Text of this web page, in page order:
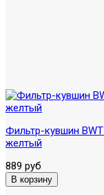
Фильтр-кувшин
желтый
889 руб